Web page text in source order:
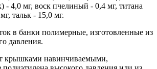
- 4,0 мг, воск пчелиный - 0,4 мг, титана
тальк - 15,0 мг.
в банки полимерные, изготовленные из
давления.
крышками навинчиваемыми,